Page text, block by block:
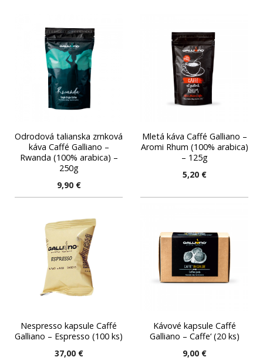
Odrodová talianska zrnková
káva Caffé Galliano –
Rwanda (100% arabica) –
250g
9,90 €
Mletá káva Caffé Galliano –
Aromi Rhum (100% arabica)
– 125g
5,20 €
Nespresso kapsule Caffé
Galliano – Espresso (100 ks)
37,00 €
Kávové kapsule Caffé
Galliano – Caffe‘ (20 ks)
9,00 €